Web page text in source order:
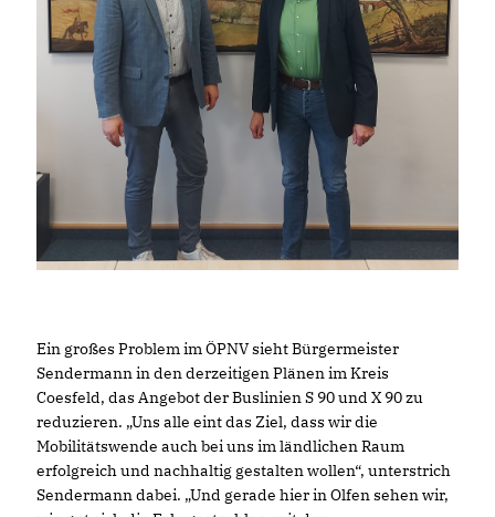
Ein großes Problem im ÖPNV sieht Bürgermeister
Sendermann in den derzeitigen Plänen im Kreis
Coesfeld, das Angebot der Buslinien S 90 und X 90 zu
reduzieren. „Uns alle eint das Ziel, dass wir die
Mobilitätswende auch bei uns im ländlichen Raum
erfolgreich und nachhaltig gestalten wollen“, unterstrich
Sendermann dabei. „Und gerade hier in Olfen sehen wir,